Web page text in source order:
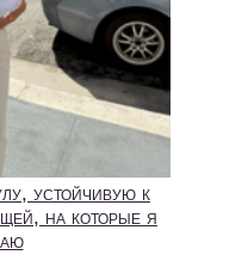
устойчивую к
на которые я